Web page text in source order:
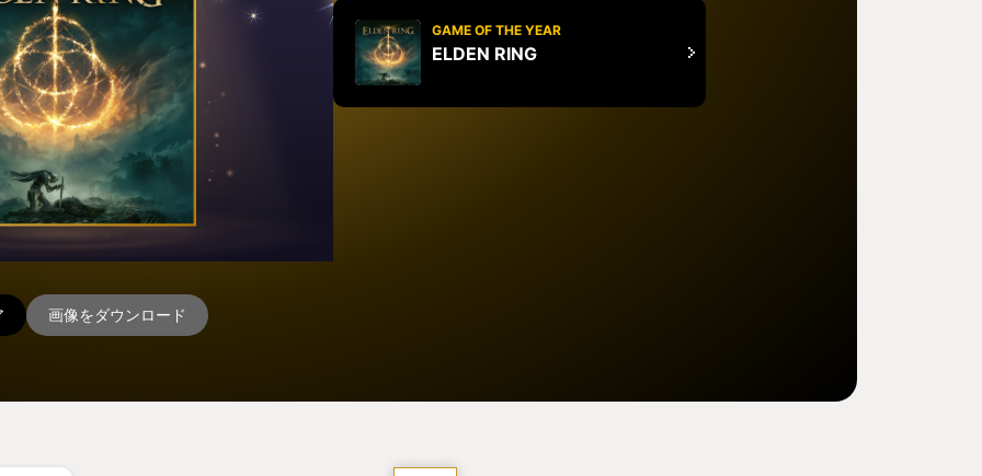
画像をダウンロード
GAME OF THE YEAR
ELDEN RING